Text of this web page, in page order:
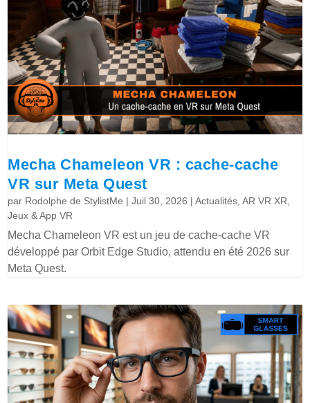
Mecha Chameleon VR : cache-cache
VR sur Meta Quest
par Rodolphe de StylistMe |Juil 30, 2026 |Actualités ,AR VR XR
Jeux & App VR
Mecha Chameleon VR est un jeu de cache-cache VR
développé par Orbit Edge Studio, attendu en été 2026 sur
Meta Quest.